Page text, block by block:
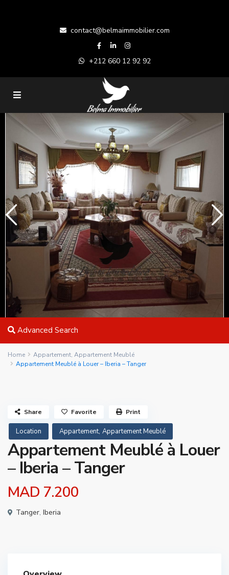
contact@belmaimmobilier.com
+212 660 12 92 92
Advanced Search
Home Appartement, Appartement Meublé
Appartement Meublé à Louer – Iberia – Tanger
Location Appartement, Appartement Meublé
Appartement Meublé à Louer
– Iberia – Tanger
MAD 7.200
Tanger, Iberia
Share Favorite Print